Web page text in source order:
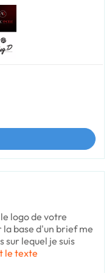
logo de votre
base d'un brief me
lequel je suis
le texte